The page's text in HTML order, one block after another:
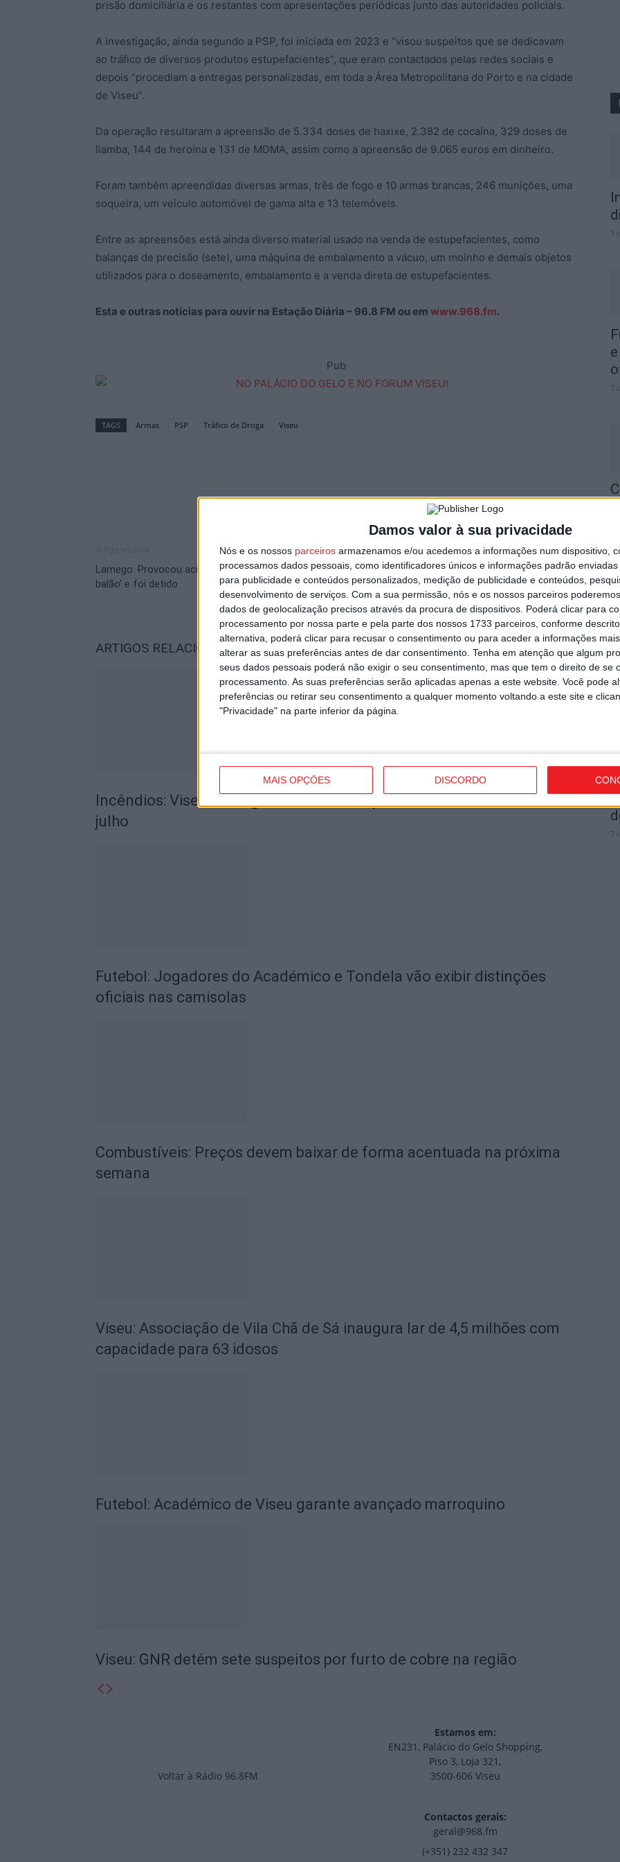
Damos valor à sua privacidade
Nós e os nossos parceiros armazenamos e/ou acedemos a informações num dispositivo,
processamos dados pessoais, como identificadores únicos e informações padrão
para publicidade e conteúdos personalizados, medição de publicidade e conteúdos,
desenvolvimento de serviços. Com a sua permissão, nós e os nossos parceiros
dados de geolocalização precisos através da procura de dispositivos. Poderá clicar para
processamento por nossa parte e pela parte dos nossos 1733 parceiros, conforme
alternativa, poderá clicar para recusar o consentimento ou para aceder a informações
alterar as suas preferências antes de dar consentimento. Tenha em atenção que algum
seus dados pessoais poderá não exigir o seu consentimento, mas que tem o direito de se
processamento. As suas preferências serão aplicadas apenas a este website. Você pode
preferências ou retirar seu consentimento a qualquer momento voltando a este site e
"Privacidade" na parte inferior da página.
MAIS OPÇÕES DISCORDO
prisão domiciliária e os restantes com apresentações periódicas junto das autoridades policiais.
A investigação, ainda segundo a PSP, foi iniciada em 2023 e “visou suspeitos que se dedicavam
ao tráfico de diversos produtos estupefacientes”, que eram contactados pelas redes sociais e
depois “procediam a entregas personalizadas, em toda a Área Metropolitana do Porto e na cidade
de Viseu”.
Da operação resultaram a apreensão de 5.334 doses de haxixe, 2.382 de cocaína, 329 doses de
liamba, 144 de heroína e 131 de MDMA, assim como a apreensão de 9.065 euros em dinheiro.
Foram também apreendidas diversas armas, três de fogo e 10 armas brancas, 246 munições, uma
soqueira, um veículo automóvel de gama alta e 13 telemóveis.
Entre as apreensões está ainda diverso material usado na venda de estupefacientes, como
balanças de precisão (sete), uma máquina de embalamento a vácuo, um moinho e demais objetos
utilizados para o doseamento, embalamento e a venda direta de estupefacientes.
Esta e outras notícias para ouvir na Estação Diária – 96.8 FM ou em www.968.fm.
Pub
TAGS Armas PSP Tráfico de Droga Viseu
Lamego: Provocou acidente, recusou ‘soprar no
balão’ e foi detido
Próximo artigo
Liga 2: Jornada 17 antecipada para o primeiro
fim-de-semana de 2025
ARTIGOS RELACIONADOS Mais do autor
Incêndios: Viseu é o segundo distrito do país com mais área ardida até
julho
Futebol: Jogadores do Académico e Tondela vão exibir distinções
oficiais nas camisolas
Combustíveis: Preços devem baixar de forma acentuada na próxima
semana
Viseu: Associação de Vila Chã de Sá inaugura lar de 4,5 milhões com
capacidade para 63 idosos
Futebol: Académico de Viseu garante avançado marroquino
Viseu: GNR detém sete suspeitos por furto de cobre na região
7
7
I
7
7
Voltar à Rádio 96.8FM
Estamos em:
EN231, Palácio do Gelo Shopping,
Piso 3, Loja 321,
3500-606 Viseu
Contactos gerais:
geral@968.fm
(+351) 232 432 347